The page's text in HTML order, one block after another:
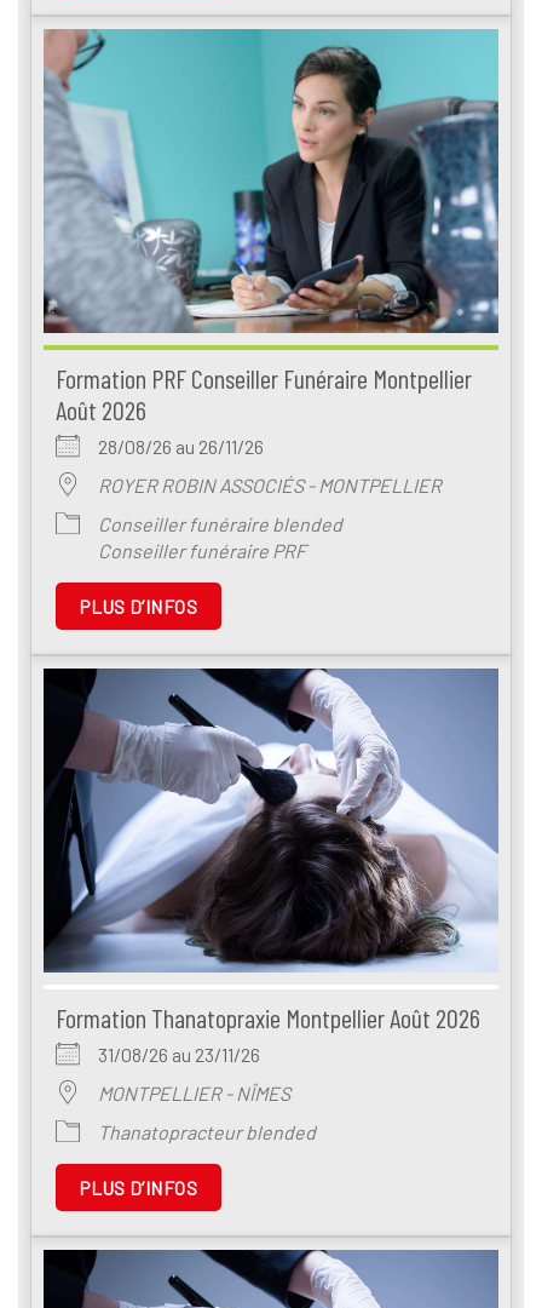
Formation PRF Conseiller Funéraire Montpellier
Août 2026
28/08/26 au 26/11/26
ROYER ROBIN ASSOCIÉS - MONTPELLIER
Conseiller funéraire blended
Conseiller funéraire PRF
PLUS D’INFOS
Formation Thanatopraxie Montpellier Août 2026
31/08/26 au 23/11/26
MONTPELLIER - NÎMES
Thanatopracteur blended
PLUS D’INFOS